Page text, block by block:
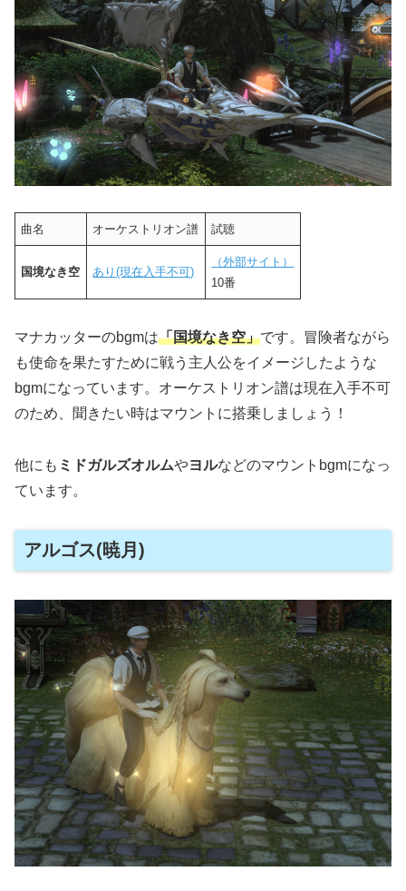
曲名 オーケストリオン譜 試聴
国境なき空 あり(現在入手不可)
（外部サイト）
10番
マナカッターのbgmは「国境なき空」です。冒険者ながら
も使命を果たすために戦う主人公をイメージしたような
bgmになっています。オーケストリオン譜は現在入手不可
のため、聞きたい時はマウントに搭乗しましょう！
他にも ミドガルズオルムやヨルなどのマウントbgmになっ
ています。
アルゴス(暁月)